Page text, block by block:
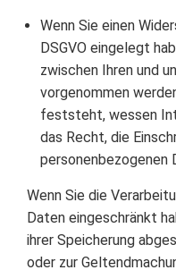
Wenn Sie einen
DSGVO eingelegt
zwischen Ihren und
vorgenommen
feststeht, wessen
das Recht, die
personenbezogenen
Wenn Sie die
Daten eingeschränkt
ihrer Speicherung
oder zur